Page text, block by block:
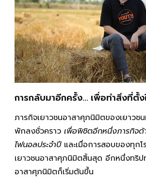
การกลับมาอีกครั้ง… เพื่อทำสิ่งที่ตั้ง
ภารกิจเยาวชนอาสาศุภนิมิตของเยาวช
พักลงชั่วคราว เพื่อพิชิตอีกหนึ่งภารกิจด้
ไฟนอลประจำปี และเมื่อการสอบของทุกโ
เยาวชนอาสาศุภนิมิตสิ้นสุด อีกหนึ่งทริป
อาสาศุภนิมิตก็เริ่มต้นขึ้น